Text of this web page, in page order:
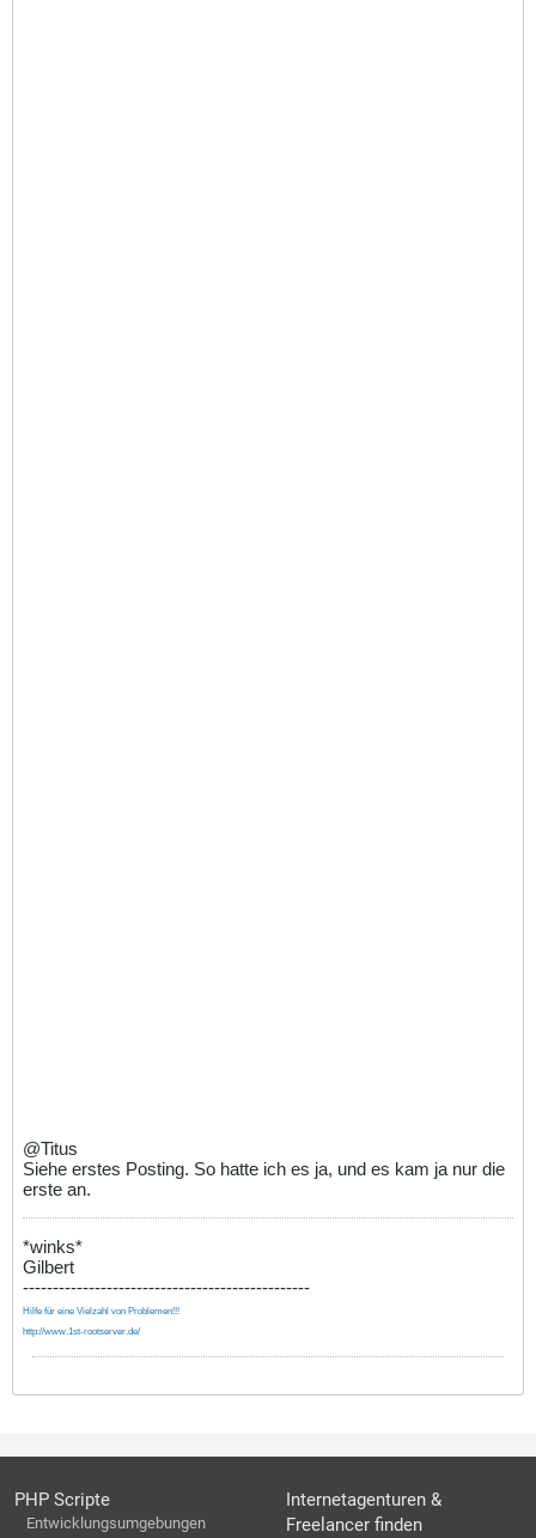
@Titus
Siehe erstes Posting. So hatte ich es ja, und es kam ja nur die
erste an.
*winks*
Gilbert
------------------------------------------------
Hilfe für eine Vielzahl von Problemen!!!
http://www.1st-rootserver.de/
PHP Scripte
Entwicklungsumgebungen
Internetagenturen &
Freelancer finden